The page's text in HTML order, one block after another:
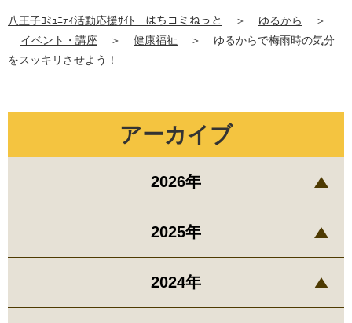
八王子ｺﾐｭﾆﾃｨ活動応援ｻｲﾄ はちコミねっと ＞ ゆるから
＞
イベント・講座
＞ 健康福祉 ＞
ゆるからで梅雨時の気分
をスッキリさせよう！
アーカイブ
2026年
2025年
2024年